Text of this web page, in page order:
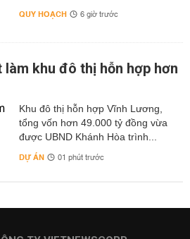
QUY HOẠCH 6 giờ trước
làm khu đô thị hỗn hợp hơn
Khu đô thị hỗn hợp Vĩnh Lương,
tổng vốn hơn 49.000 tỷ đồng vừa
được UBND Khánh Hòa trình...
DỰ ÁN 01 phút trước